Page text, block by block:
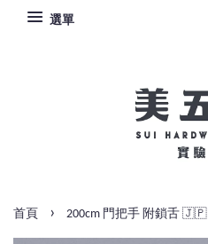
選單
首頁 › 200cm 門把手 附鎖舌 🇯🇵